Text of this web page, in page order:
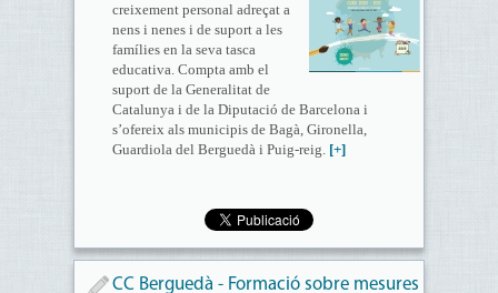
creixement personal adreçat a
nens i nenes i de suport a les
famílies en la seva tasca
educativa. Compta amb el
suport de la Generalitat de
Catalunya i de la Diputació de Barcelona i
s’ofereix als municipis de Bagà, Gironella,
Guardiola del Berguedà i Puig-reig. [+]
CC Berguedà - Formació sobre mesures